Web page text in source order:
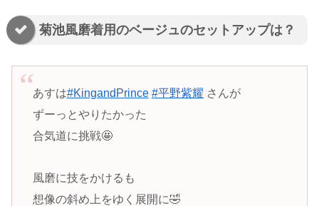
菊池風磨着用のベージュのセットアップは？
あすは#KingandPrince #平野紫耀 さんが
ずーっとやりたかった
合気道に挑戦🤩
風磨に技をかけるも
想像の斜め上をゆく展開に🤣